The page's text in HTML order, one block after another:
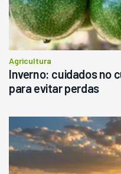
Consultar
Agricultura
Inverno: cuidados no
para evitar perdas